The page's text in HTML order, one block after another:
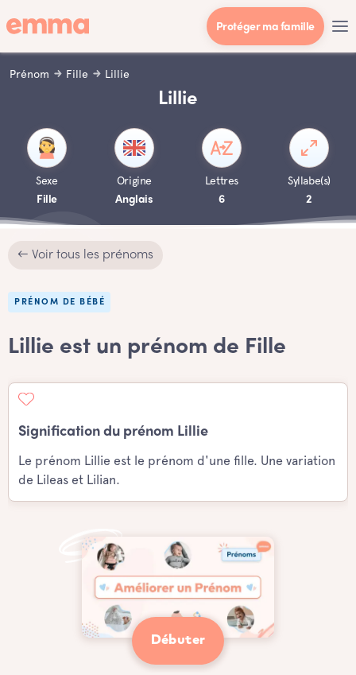
Protéger ma famille
Prénom Fille Lillie
Lillie
Sexe
Fille
Origine
Anglais
Lettres
6
Syllabe(s)
2
← Voir tous les prénoms
PRÉNOM DE BÉBÉ
Lillie est un prénom de Fille
Signification du prénom Lillie
Le prénom Lillie est le prénom d'une fille. Une variation
de Lileas et Lilian.
Débuter